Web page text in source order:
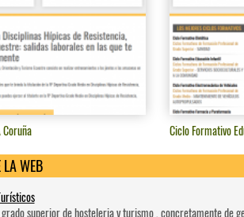
Ciclo Formativo
WEB
superior de hosteleri­a y turismo , concretamente de